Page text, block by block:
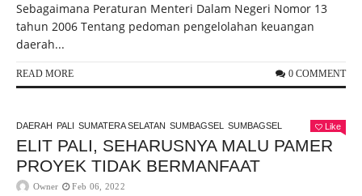
Sebagaimana Peraturan Menteri Dalam Negeri Nomor 13
tahun 2006 Tentang pedoman pengelolahan keuangan
daerah...
READ MORE 0 COMMENT
DAERAH PALI SUMATERA SELATAN SUMBAGSEL SUMBAGSEL Like
ELIT PALI, SEHARUSNYA MALU PAMER
PROYEK TIDAK BERMANFAAT
Owner Feb 06, 2022